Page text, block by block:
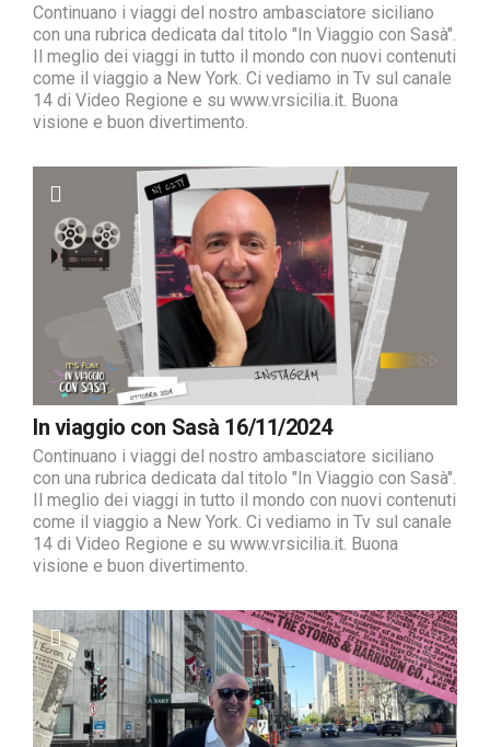
Continuano i viaggi del nostro ambasciatore siciliano
con una rubrica dedicata dal titolo "In Viaggio con Sasà".
Il meglio dei viaggi in tutto il mondo con nuovi contenuti
come il viaggio a New York. Ci vediamo in Tv sul canale
14 di Video Regione e su www.vrsicilia.it. Buona
visione e buon divertimento.
In viaggio con Sasà 16/11/2024
Continuano i viaggi del nostro ambasciatore siciliano
con una rubrica dedicata dal titolo "In Viaggio con Sasà".
Il meglio dei viaggi in tutto il mondo con nuovi contenuti
come il viaggio a New York. Ci vediamo in Tv sul canale
14 di Video Regione e su www.vrsicilia.it. Buona
visione e buon divertimento.